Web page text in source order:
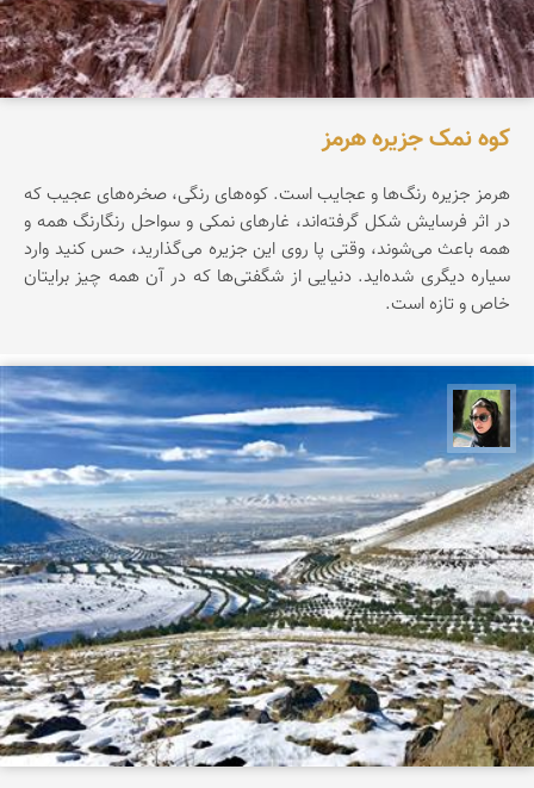
کوه نمک جزیره هرمز
هرمز جزیره‌ رنگ‌ها‌ و عجایب است. کوه‌های رنگی، صخره‌های عجیب که
در اثر فرسایش شکل گرفته‌اند، غارهای نمکی و سواحل رنگارنگ همه و
همه باعث می‌شوند، وقتی پا روی این جزیره می‌گذارید، حس کنید وارد
سیاره‌ دیگری شده‌اید. دنیایی از شگفتی‌ها که در آن همه چیز برایتان
خاص و تازه است.
سپیده اصلان